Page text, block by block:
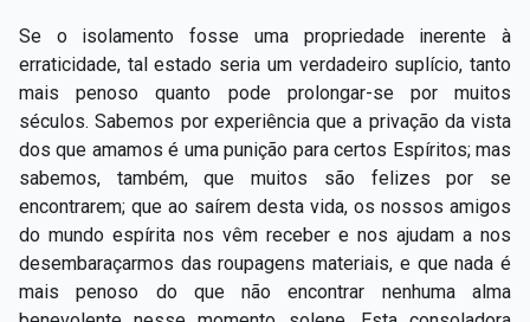
Se o isolamento fosse uma propriedade inerente à
erraticidade, tal estado seria um verdadeiro suplício, tanto
mais penoso quanto pode prolongar-se por muitos
séculos. Sabemos por experiência que a privação da vista
dos que amamos é uma punição para certos Espíritos; mas
sabemos, também, que muitos são felizes por se
encontrarem; que ao saírem desta vida, os nossos amigos
do mundo espírita nos vêm receber e nos ajudam a nos
desembaraçarmos das roupagens materiais, e que nada é
mais penoso do que não encontrar nenhuma alma